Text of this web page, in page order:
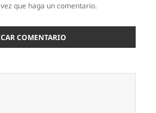
que haga un comentario.